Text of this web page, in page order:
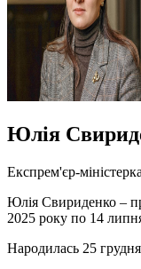
Юлія
Експрем'єр-
Юлія Свириденко –
2025 року по 14
Народилась 25